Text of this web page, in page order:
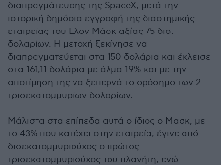
διαπραγμάτευσης της SpaceX, μετά την
ιστορική δημόσια εγγραφή της διαστημικής
εταιρείας του Ελον Μάσκ αξίας 75 δισ.
δολαρίων. Η μετοχή ξεκίνησε να
διαπραγματεύεται στα 150 δολάρια και έκλεισε
στα 161,11 δολάρια με άλμα 19% και με την
αποτίμηση της να ξεπερνά το ορόσημο των 2
τρισεκατομμυρίων δολαρίων.
Μάλιστα στα επίπεδα αυτά ο ίδιος ο Μασκ, με
το 43% που κατέχει στην εταιρεία, έγινε από
δισεκατομμυριούχος ο πρώτος
τρισεκατομμυριούχος του πλανήτη, ενώ